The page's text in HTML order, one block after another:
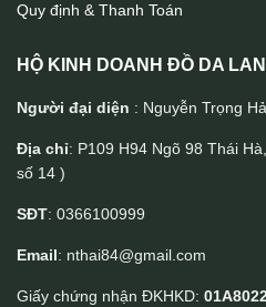
Quy định & Thanh Toán
HỘ KINH DOANH ĐỒ DA
Người đại diện : Nguyễn Trọng
Địa chỉ: P109 H94 Ngõ 98 Thái
số 14 )
SĐT: 0366100999
Email: nthai84@gmail.com
Giấy chứng nhận ĐKHKD: